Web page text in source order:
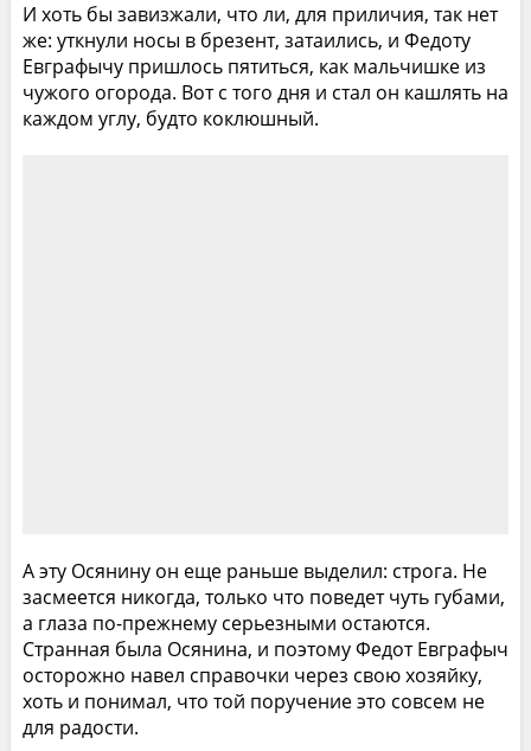
И хоть бы завизжали, что ли, для приличия, так нет
же: уткнули носы в брезент, затаились, и Федоту
Евграфычу пришлось пятиться, как мальчишке из
чужого огорода. Вот с того дня и стал он кашлять на
каждом углу, будто коклюшный.
А эту Осянину он еще раньше выделил: строга. Не
засмеется никогда, только что поведет чуть губами,
а глаза по-прежнему серьезными остаются.
Странная была Осянина, и поэтому Федот Евграфыч
осторожно навел справочки через свою хозяйку,
хоть и понимал, что той поручение это совсем не
для радости.